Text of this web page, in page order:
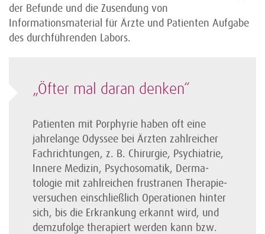
der Befunde und die Zusendung von
Informationsmaterial für Ärzte und Patienten Aufgabe
des durchführenden Labors.
„Öfter mal daran denken“
Patienten mit Porphyrie haben oft eine
jahrelange Odyssee bei Ärzten zahlreicher
Fachrichtungen, z. B. Chirurgie, Psychiatrie,
Innere Medizin, Psychosomatik, Derma­
tologie mit zahlreichen frustranen Therapie­
versuchen einschließlich Operationen hinter
sich, bis die Erkrankung erkannt wird, und
demzufolge therapiert werden kann bzw.